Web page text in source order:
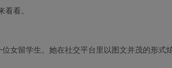
看。
女留学生。她在社交平台里以图文并茂的形式